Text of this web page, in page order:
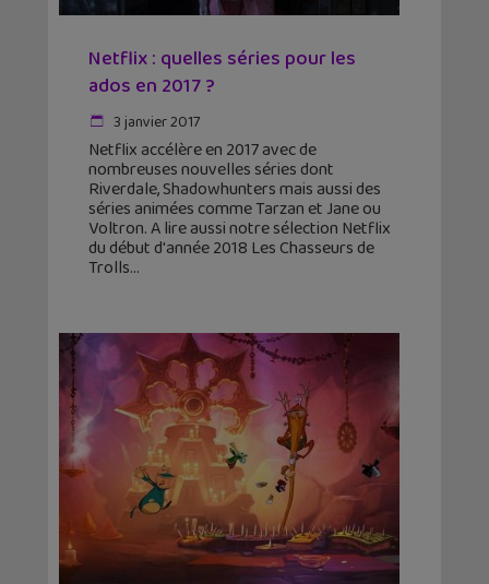
Netflix : quelles séries pour les
ados en 2017 ?
3 janvier 2017
Netflix accélère en 2017 avec de
nombreuses nouvelles séries dont
Riverdale, Shadowhunters mais aussi des
séries animées comme Tarzan et Jane ou
Voltron. A lire aussi notre sélection Netflix
du début d'année 2018 Les Chasseurs de
Trolls